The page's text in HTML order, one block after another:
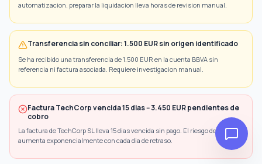
automatizacion, preparar la liquidacion lleva horas de revision manual.
Transferencia sin conciliar: 1.500 EUR sin origen identificado
Se ha recibido una transferencia de 1.500 EUR en la cuenta BBVA sin
referencia ni factura asociada. Requiere investigacion manual.
Factura TechCorp vencida 15 dias -- 3.450 EUR pendientes de
cobro
La factura de TechCorp SL lleva 15 dias vencida sin pago. El riesgo de impago
aumenta exponencialmente con cada dia de retraso.